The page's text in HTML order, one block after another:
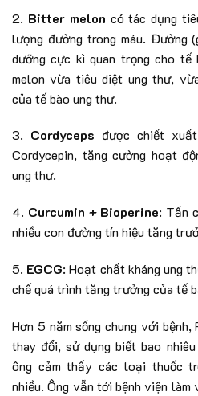
2. Bitter melon có tác dụng
lượng đường trong máu. Đường
dưỡng cực kì quan trọng cho
melon vừa tiêu diệt ung thư,
của tế bào ung thư.
3. Cordyceps được chiết
Cordycepin, tăng cường hoạt
ung thư.
4. Curcumin + Bioperine: Tấn
nhiều con đường tín hiệu tăng
5. EGCG: Hoạt chất kháng ung
chế quá trình tăng trưởng của tế
Hơn 5 năm sống chung với bệnh,
thay đổi, sử dụng biết bao
ông cảm thấy các loại thuốc
nhiều. Ông vẫn tới bệnh viện làm